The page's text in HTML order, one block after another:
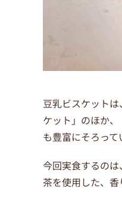
豆乳ビスケット
ケット」のほか
も豊富にそろって
今回実食するの
茶を使用した、香